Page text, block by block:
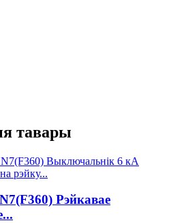
тавары
Рэйкавае